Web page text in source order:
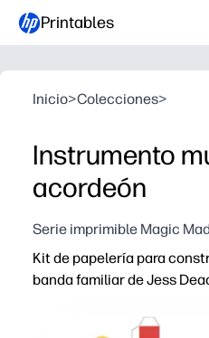
Printables
Inicio>Colecciones>
Instrumento
acordeón
Serie imprimible Magic
Kit de papelería para
banda familiar de Jess
Imprimes y construyes